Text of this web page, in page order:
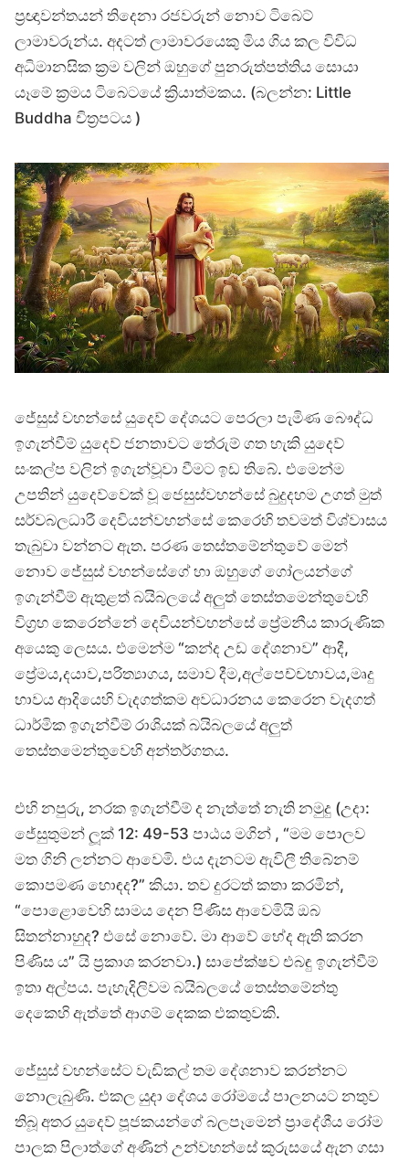
ප්‍රඥාවන්තයන් තිදෙනා රජවරුන් නොව ටිබෙට්
ලාමාවරුන්ය. අදටත් ලාමාවරයෙකු මිය ගිය කල විවිධ
අධිමානසික ක්‍රම වලින් ඔහුගේ පුනරුත්පත්තිය සොයා
යෑමේ ක්‍රමය ටිබෙටයේ ක්‍රියාත්මකය. (බලන්න: Little
Buddha චිත්‍රපටය )
ජේසුස් වහන්සේ යුදෙව් දේශයට පෙරලා පැමිණ බෞද්ධ
ඉගැන්වීම් යුදෙව් ජනතාවට තේරුම් ගත හැකි යුදෙව්
සංකල්ප වලින් ඉගැන්වූවා වීමට ඉඩ තිබේ. එමෙන්ම
උපතින් යුදෙව්වෙක් වූ ජෙසුස්වහන්සේ බුදුදහම උගත් මුත්
සර්වබලධාරී දෙවියන්වහන්සේ කෙරෙහි තවමත් විශ්වාසය
තැබුවා වන්නට ඇත. පරණ තෙස්තමේන්තුවේ මෙන්
නොව ජේසුස් වහන්සේගේ හා ඔහුගේ ගෝලයන්ගේ
ඉගැන්වීම් ඇතුළත් බයිබලයේ අලුත් තෙස්තමෙන්තුවෙහි
විග්‍රහ කෙරෙන්නේ දෙවියන්වහන්සේ ප්‍රේමනීය කාරුණික
අයෙකු ලෙසය. එමෙන්ම “කන්ද උඩ දේශනාව” ආදී,
ප්‍රේමය,දයාව,පරිත්‍යාගය, සමාව දීම,අල්පෙච්චභාවය,මෘදු
භාවය ආදියෙහි වැදගත්කම අවධාරනය කෙරෙන වැදගත්
ධාර්මික ඉගැන්වීම් රාශියක් බයිබලයේ අලුත්
තෙස්තමෙන්තුවෙහි අන්තර්ගතය.
එහි නපුරු, නරක ඉගැන්වීම් ද නැත්තේ නැති නමුදු (උදා:
ජේසුතුමන් ලූක් 12: 49-53 පාඨය මගින් , “මම පොලව
මත ගිනි ලන්නට ආවෙමි. එය දැනටම ඇවිලී තිබේනම්
කොපමණ හොඳද?” කියා. තව දුරටත් කතා කරමින්,
“පොළොවෙහි සාමය දෙන පිණිස ආවෙමියි ඔබ
සිතන්නාහුද? එසේ නොවේ. මා ආවේ භේද ඇති කරන
පිණිස ය” යි ප්‍රකාශ කරනවා.) සාපේක්ෂව එබඳු ඉගැන්වීම්
ඉතා අල්පය. පැහැදිලිවම බයිබලයේ තෙස්තමේන්තු
දෙකෙහි ඇත්තේ ආගම් දෙකක එකතුවකි.
ජේසුස් වහන්සේට වැඩිකල් තම දේශනාව කරන්නට
නොලැබුණි. එකල යුදා දේශය රෝමයේ පාලනයට නතුව
තිබූ අතර යුදෙව් පූජකයන්ගේ බලපෑමෙන් ප්‍රාදේශීය රෝම
පාලක පිලාත්ගේ අණින් උන්වහන්සේ කුරුසයේ ඇන ගසා